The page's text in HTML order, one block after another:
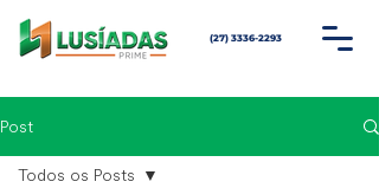
(27) 3336-2293
Post
Todos os Posts